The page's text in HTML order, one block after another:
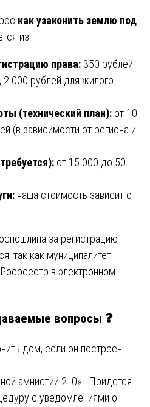
как узаконить землю под
из:
права: 350 рублей
000 рублей для жилого
(технический план): от 10
(в зависимости от региона и
от 15 000 до 50
наша стоимость зависит от
за регистрацию
так как муниципалитет
в электронном
вопросы ❓
дом, если он построен
амнистии 2. 0». Придется
с уведомлениями о